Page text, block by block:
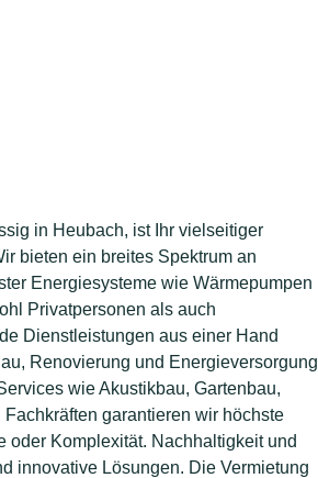
in Heubach, ist Ihr vielseitiger
bieten ein breites Spektrum an
Energiesysteme wie Wärmepumpen
Privatpersonen als auch
Dienstleistungen aus einer Hand
Renovierung und Energieversorgung
wie Akustikbau, Gartenbau,
garantieren wir höchste
oder Komplexität. Nachhaltigkeit und
innovative Lösungen. Die Vermietung